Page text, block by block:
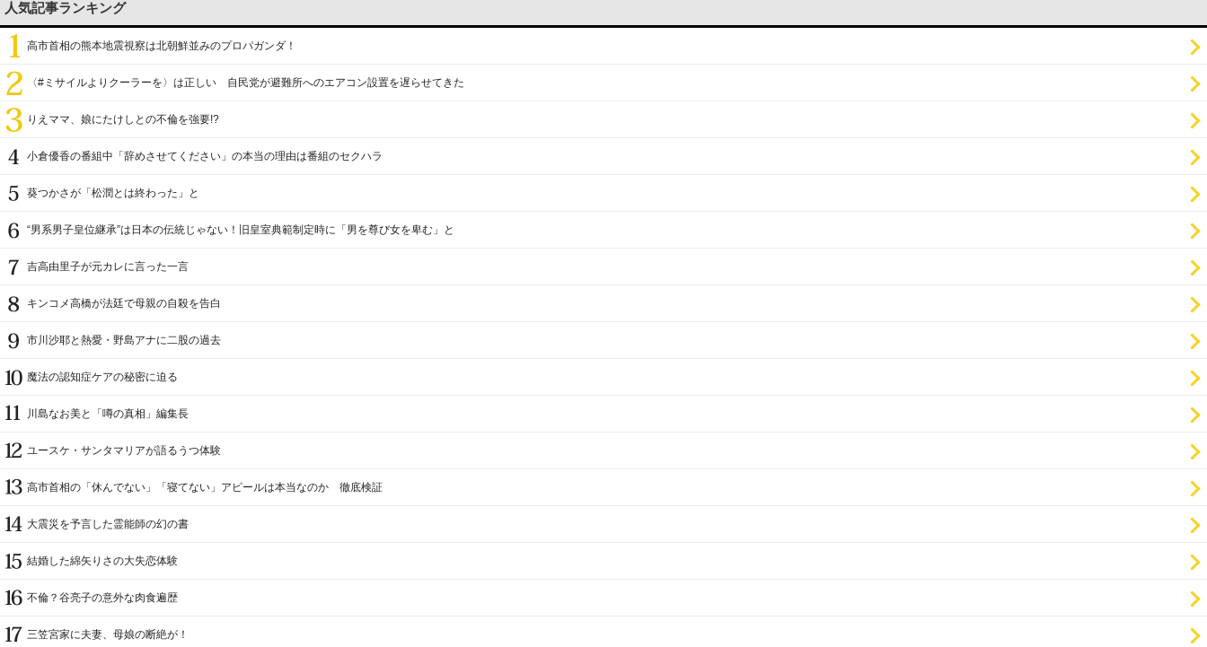
人気記事ランキング
高市首相の熊本地震視察は北朝鮮並みのプロパガンダ！
〈#ミサイルよりクーラーを〉は正しい 自民党が避難所へのエアコン設置を遅らせてきた
りえママ、娘にたけしとの不倫を強要!?
小倉優香の番組中「辞めさせてください」の本当の理由は番組のセクハラ
葵つかさが「松潤とは終わった」と
“男系男子皇位継承”は日本の伝統じゃない！旧皇室典範制定時に「男を尊び女を卑む」と
吉高由里子が元カレに言った一言
キンコメ高橋が法廷で母親の自殺を告白
市川沙耶と熱愛・野島アナに二股の過去
魔法の認知症ケアの秘密に迫る
川島なお美と「噂の真相」編集長
ユースケ・サンタマリアが語るうつ体験
高市首相の「休んでない」「寝てない」アピールは本当なのか 徹底検証
大震災を予言した霊能師の幻の書
結婚した綿矢りさの大失恋体験
不倫？谷亮子の意外な肉食遍歴
三笠宮家に夫妻、母娘の断絶が！